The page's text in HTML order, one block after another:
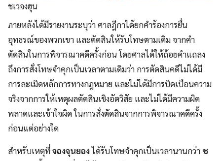
ชเวจงฮุน
ภายหลังได้มีรายงานระบุว่า ศาลฎีกาได้ยกคำร้องการยื่น
อุทธรณ์ของพวกเขา และตัดสินให้รับโทษตามเดิม จากคำ
ตัดสินในการพิจารณาคดีครั้งก่อน โดยศาลได้ให้ถ้อยคำแถลง
ถึงการสั่งโทษจำคุกเป็นเวลาตามเดิมว่า การตัดสินคดีไม่ได้มี
การละเมิดหลักการทางกฎหมาย และไม่ได้มีการบิดเบือนความ
จริงจากการให้เหตุผลตัดสินเชิงอัตวิสัย และไม่ได้มีความผิด
พลาดและเข้าใจผิด ในการสั่งตัดสินจากการพิจารณาคดีครั้ง
ก่อนแต่อย่างใด
สำหรับเหตุที่จองจุนยองได้รับโทษจำคุกเป็นเวลานานกว่า ช